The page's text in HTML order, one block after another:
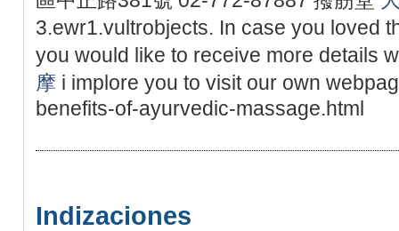
3.ewr1.vultrobjects. In case you loved
you would like to receive more details
摩 i implore you to visit our own
benefits-of-ayurvedic-massage.html
Indizaciones